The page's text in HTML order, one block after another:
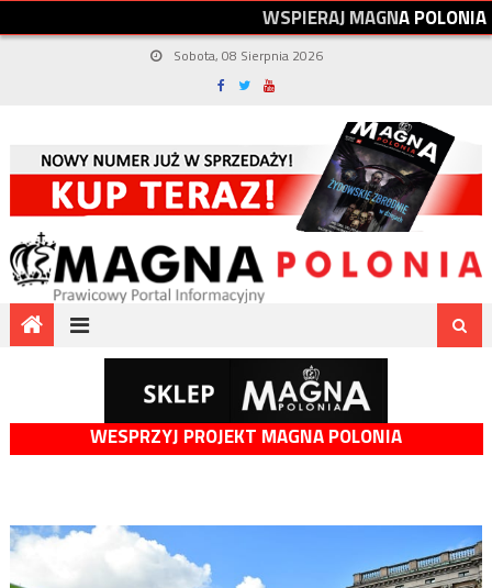
WSPIERAJMAGNAPOLONIA
Sobota, 08 Sierpnia 2026
WESPRZYJ PROJEKT MAGNA POLONIA